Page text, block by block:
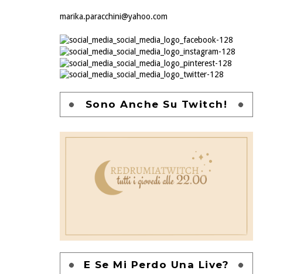
marika.paracchini@yahoo.com
Sono Anche Su Twitch!
E Se Mi Perdo Una Live?